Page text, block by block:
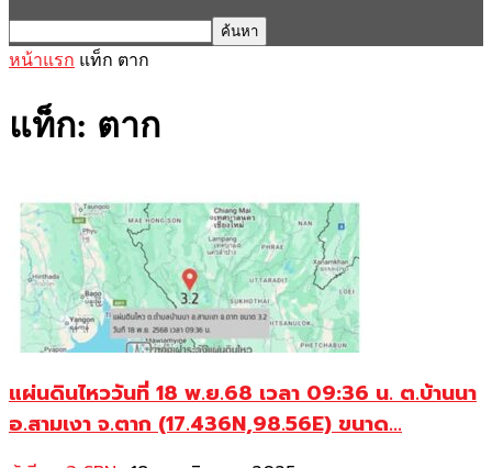
หน้าแรก แท็ก ตาก
แท็ก: ตาก
แผ่นดินไหววันที่ 18 พ.ย.68 เวลา 09:36 น. ต.บ้านนา
อ.สามเงา จ.ตาก (17.436N,98.56E) ขนาด...